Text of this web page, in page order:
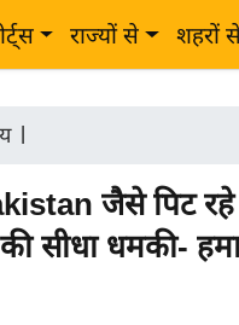
राज्यों से शहरों
|
जैसे पिट रहे
सीधा धमकी-